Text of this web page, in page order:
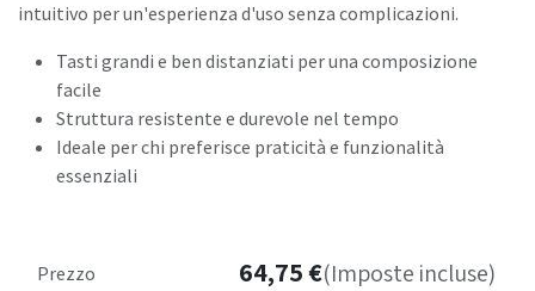
intuitivo per un'esperienza d'uso senza complicazioni.
Tasti grandi e ben distanziati per una composizione
facile
Struttura resistente e durevole nel tempo
Ideale per chi preferisce praticità e funzionalità
essenziali
Prezzo 64,75€(Imposte incluse)